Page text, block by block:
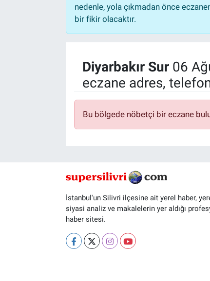
nedenle, yola çıkmadan önce
bir fikir olacaktır.
Diyarbakır Sur06
eczane adres,
Bu bölgede nöbetçi bir eczane
İstanbul'un Silivri ilçesine ait yerel haber,
siyasi analiz ve makalelerin yer aldığı
haber sitesi.